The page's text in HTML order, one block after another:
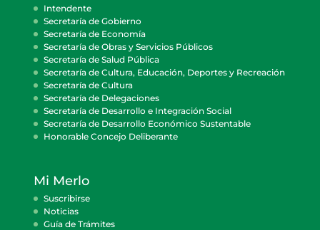
Intendente
Secretaría de Gobierno
Secretaría de Economía
Secretaría de Obras y Servicios Públicos
Secretaría de Salud Pública
Secretaría de Cultura, Educación, Deportes y Recreación
Secretaría de Cultura
Secretaría de Delegaciones
Secretaría de Desarrollo e Integración Social
Secretaría de Desarrollo Económico Sustentable
Honorable Concejo Deliberante
Mi Merlo
Suscribirse
Noticias
Guía de Trámites